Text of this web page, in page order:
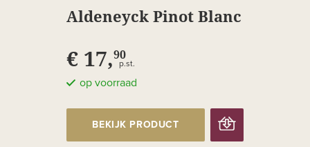
Aldeneyck Pinot Blanc
€ 17,90
p.st.
op voorraad
BEKIJK PRODUCT